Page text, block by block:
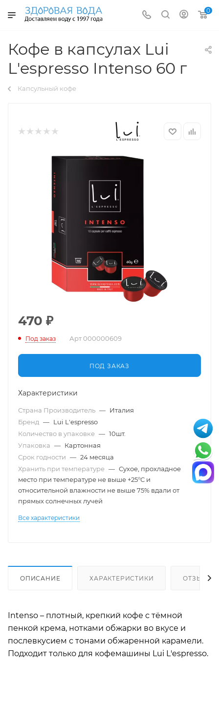
0
Кофе в капсулах Lui
L'espresso Intenso 60 г
Капсульный кофе
470 ₽
Под заказ Арт000000609
ПОД ЗАКАЗ
Характеристики
Страна Производитель — Италия
Бренд — Lui L'espresso
Количество в упаковке — 10шт.
Упаковка — Картонная
Срок годности — 24 месяца
Хранить при температуре — Сухое, прохладное
место при температуре не выше +25°С и
относительной влажности не выше 75% вдали от
прямых солнечных лучей
Все характеристики
ОПИСАНИЕ ХАРАКТЕРИСТИКИ ОТЗЫВЫ
Intenso – плотный, крепкий кофе с тёмной
пенкой крема, нотками обжарки во вкусе и
послевкусием с тонами обжаренной карамели.
Подходит только для кофемашины Lui L'espresso.